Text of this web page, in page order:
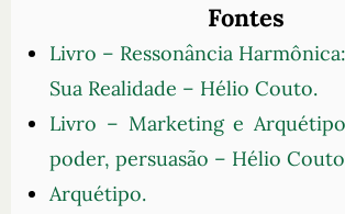
Fontes
Livro – Ressonância
Sua Realidade – Hélio Couto.
Livro – Marketing e
poder, persuasão – Hélio
Arquétipo.